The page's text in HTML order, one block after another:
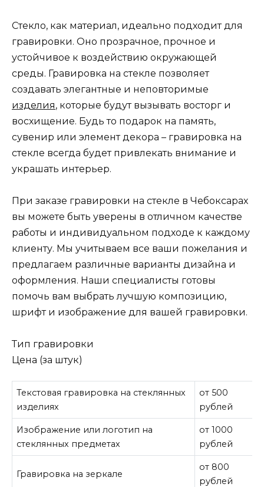
Стекло, как материал, идеально подходит для
гравировки. Оно прозрачное, прочное и
устойчивое к воздействию окружающей
среды. Гравировка на стекле позволяет
создавать элегантные и неповторимые
изделия, которые будут вызывать восторг и
восхищение. Будь то подарок на память,
сувенир или элемент декора – гравировка на
стекле всегда будет привлекать внимание и
украшать интерьер.
При заказе гравировки на стекле в Чебоксарах
вы можете быть уверены в отличном качестве
работы и индивидуальном подходе к каждому
клиенту. Мы учитываем все ваши пожелания и
предлагаем различные варианты дизайна и
оформления. Наши специалисты готовы
помочь вам выбрать лучшую композицию,
шрифт и изображение для вашей гравировки.
Тип гравировки
Цена (за штук)
Текстовая гравировка на стеклянных
изделиях
от 500
рублей
Изображение или логотип на
стеклянных предметах
от 1000
рублей
Гравировка на зеркале
от 800
рублей